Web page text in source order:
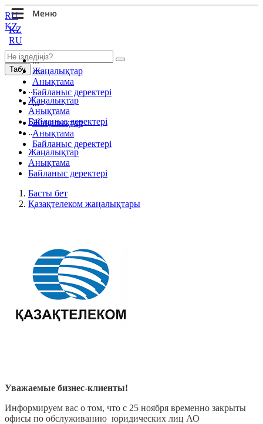
KZ
RU
...
Жаңалықтар
Анықтама
Байланыс деректері
...
Жаңалықтар
Анықтама
Байланыс деректері
RU
KZ
Табу
...
Жаңалықтар
Анықтама
Байланыс деректері
...
Жаңалықтар
Анықтама
Байланыс деректері
Басты бет
Қазақтелеком жаңалықтары
Уважаемые бизнес-клиенты!
Информируем вас о том, что с 25 ноября временно закрыты
офисы по обслуживанию юридических лиц АО